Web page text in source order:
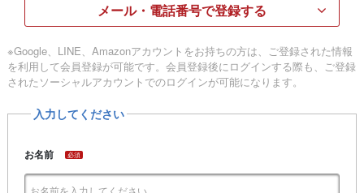
メール・電話番号で登録する
※Google、LINE、Amazonアカウントをお持ちの方は、ご登録された情報
を利用して会員登録が可能です。会員登録後にログインする際も、ご登録
されたソーシャルアカウントでのログインが可能になります。
入力してください
お名前 必須